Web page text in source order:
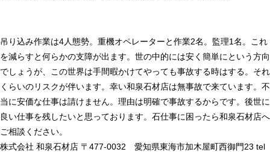
吊り込み作業は4人態勢。重機オペレーターと作業2名。監理1名。これ
を減らすと何らかの支障が出ます。世の中的には安く簡単にという方向
でしょうが、この世界は手間暇かけてやっても事故する時はする。それ
くらいのリスクが伴います。幸い和泉石材店は無事故で来ています。不
当に安価な仕事は請けません。理由は明確で事故するからです。後世に
良い仕事を残したいと思っております。石仕事に困ったら和泉石材店へ
ご相談ください。
株式会社 和泉石材店 〒477-0032 愛知県東海市加木屋町西御門23 tel